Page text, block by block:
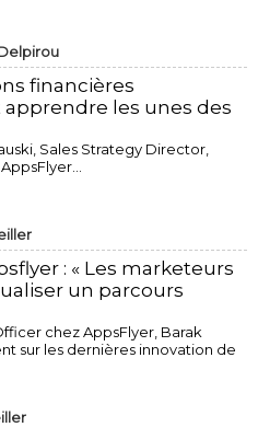
financières
les unes des
Sales Strategy Director,
: « Les marketeurs
un parcours
chez AppsFlyer, ​Barak
sur les dernières innovation de